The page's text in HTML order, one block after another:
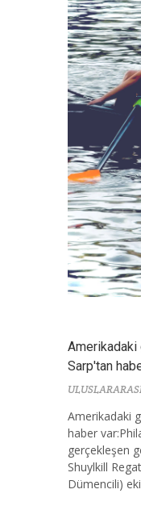
Amerikadaki
Sarp'tan
Amerikadaki
haber
gerçekleşen
Shuylkill
Dümencili)